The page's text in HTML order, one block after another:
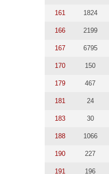
161 1824
166 2199
167 6795
170 150
179 467
181 24
183 30
188 1066
190 227
191 196